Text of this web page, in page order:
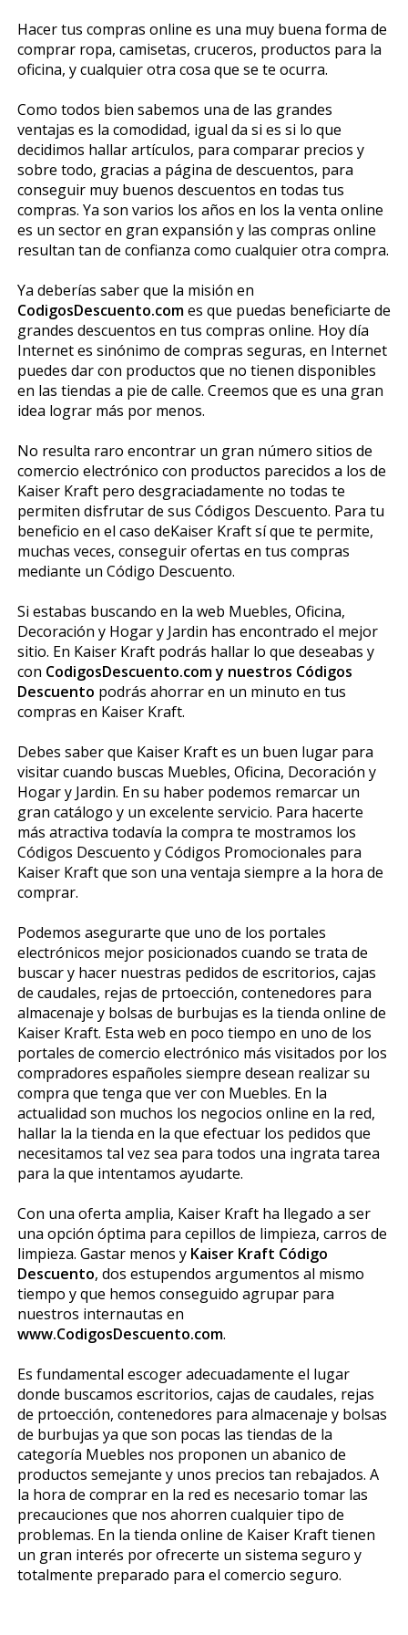
Hacer tus compras online es una muy buena forma de
comprar ropa, camisetas, cruceros, productos para la
oficina, y cualquier otra cosa que se te ocurra.
Como todos bien sabemos una de las grandes
ventajas es la comodidad, igual da si es si lo que
decidimos hallar artículos, para comparar precios y
sobre todo, gracias a página de descuentos, para
conseguir muy buenos descuentos en todas tus
compras. Ya son varios los años en los la venta online
es un sector en gran expansión y las compras online
resultan tan de confianza como cualquier otra compra.
Ya deberías saber que la misión en
CodigosDescuento.comes que puedas beneficiarte de
grandes descuentos en tus compras online. Hoy día
Internet es sinónimo de compras seguras, en Internet
puedes dar con productos que no tienen disponibles
en las tiendas a pie de calle. Creemos que es una gran
idea lograr más por menos.
No resulta raro encontrar un gran número sitios de
comercio electrónico con productos parecidos a los de
Kaiser Kraft pero desgraciadamente no todas te
permiten disfrutar de sus Códigos Descuento. Para tu
beneficio en el caso deKaiser Kraft sí que te permite,
muchas veces, conseguir ofertas en tus compras
mediante un Código Descuento.
Si estabas buscando en la web Muebles, Oficina,
Decoración y Hogar y Jardin has encontrado el mejor
sitio. En Kaiser Kraft podrás hallar lo que deseabas y
con CodigosDescuento.com y nuestros Códigos
Descuento podrás ahorrar en un minuto en tus
compras en Kaiser Kraft.
Debes saber que Kaiser Kraft es un buen lugar para
visitar cuando buscas Muebles, Oficina, Decoración y
Hogar y Jardin. En su haber podemos remarcar un
gran catálogo y un excelente servicio. Para hacerte
más atractiva todavía la compra te mostramos los
Códigos Descuento y Códigos Promocionales para
Kaiser Kraft que son una ventaja siempre a la hora de
comprar.
Podemos asegurarte que uno de los portales
electrónicos mejor posicionados cuando se trata de
buscar y hacer nuestras pedidos de escritorios, cajas
de caudales, rejas de prtoección, contenedores para
almacenaje y bolsas de burbujas es la tienda online de
Kaiser Kraft. Esta web en poco tiempo en uno de los
portales de comercio electrónico más visitados por los
compradores españoles siempre desean realizar su
compra que tenga que ver con Muebles. En la
actualidad son muchos los negocios online en la red,
hallar la la tienda en la que efectuar los pedidos que
necesitamos tal vez sea para todos una ingrata tarea
para la que intentamos ayudarte.
Con una oferta amplia, Kaiser Kraft ha llegado a ser
una opción óptima para cepillos de limpieza, carros de
limpieza. Gastar menos y Kaiser Kraft Código
Descuento, dos estupendos argumentos al mismo
tiempo y que hemos conseguido agrupar para
nuestros internautas en
www.CodigosDescuento.com.
Es fundamental escoger adecuadamente el lugar
donde buscamos escritorios, cajas de caudales, rejas
de prtoección, contenedores para almacenaje y bolsas
de burbujas ya que son pocas las tiendas de la
categoría Muebles nos proponen un abanico de
productos semejante y unos precios tan rebajados. A
la hora de comprar en la red es necesario tomar las
precauciones que nos ahorren cualquier tipo de
problemas. En la tienda online de Kaiser Kraft tienen
un gran interés por ofrecerte un sistema seguro y
totalmente preparado para el comercio seguro.